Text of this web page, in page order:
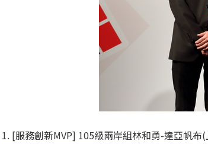
1. [服務創新MVP] 105級兩岸組林和勇-達亞帆布